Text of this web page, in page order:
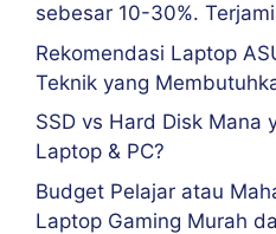
sebesar 10-30%.
Rekomendasi Laptop
Teknik yang
SSD vs Hard Disk Mana
Laptop & PC?
Budget Pelajar atau
Laptop Gaming Murah